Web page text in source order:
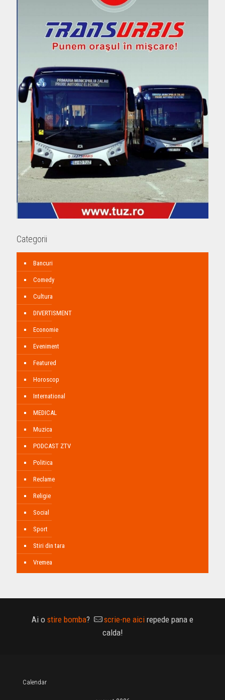
Categorii
Bancuri
Comedy
Cultura
DIVERTISMENT
Economie
Eveniment
Featured
Horoscop
International
MEDICAL
Muzica
PODCAST ZTV
Politica
Reclame
Religie
Social
Sport
Stiri din tara
Vremea
Ai o stire bomba? scrie-ne aici repede pana e
calda!
Calendar